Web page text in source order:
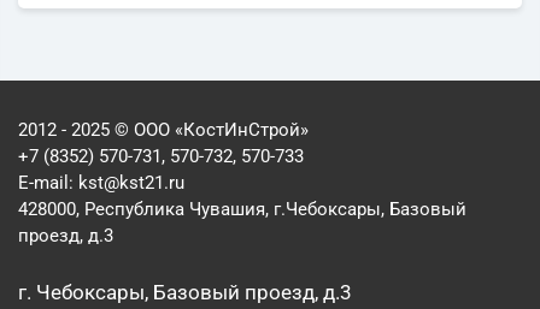
2012 - 2025 © ООО «КостИнСтрой»
+7 (8352) 570-731, 570-732, 570-733
E-mail: kst@kst21.ru
428000, Республика Чувашия, г.Чебоксары, Базовый
проезд, д.3
г. Чебоксары, Базовый проезд, д.3